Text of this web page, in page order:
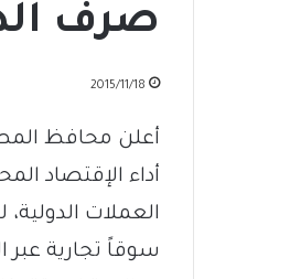
صرف
2015/11/18
أعلن محافظ
أداء الإقتصاد
سوقاً تجارية عبر